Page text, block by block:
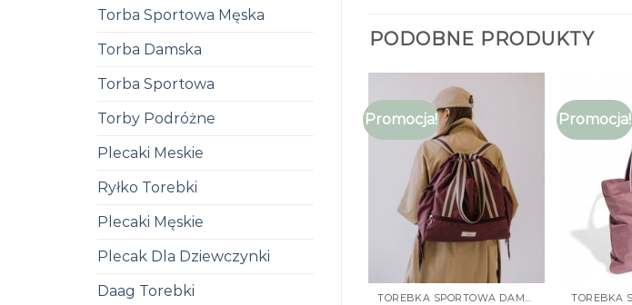
Torba Sportowa Męska
Torba Damska
Torba Sportowa
Torby Podróżne
Plecaki Meskie
Ryłko Torebki
Plecaki Męskie
Plecak Dla Dziewczynki
Daag Torebki
PODOBNE PRODUKTY
Promocja!
TOREBKA SPORTOWA DAMSKA
Promocja!